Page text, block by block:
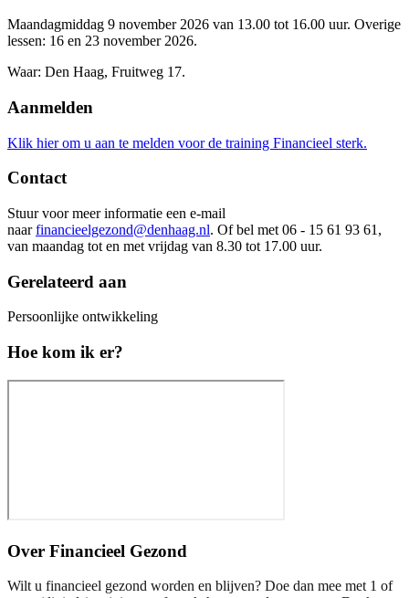
Maandagmiddag 9 november 2026 van 13.00 tot 16.00 uur. Overige
lessen: 16 en 23 november 2026.
Waar: Den Haag, Fruitweg 17.
Aanmelden
Klik hier om u aan te melden voor de training Financieel sterk.
Contact
Stuur voor meer informatie een e-mail
naarfinancieelgezond@denhaag.nl. Of bel met 06 - 15 61 93 61,
van maandag tot en met vrijdag van 8.30 tot 17.00 uur.
Gerelateerd aan
Persoonlijke ontwikkeling
Hoe kom ik er?
Over Financieel Gezond
Wilt u financieel gezond worden en blijven? Doe dan mee met 1 of